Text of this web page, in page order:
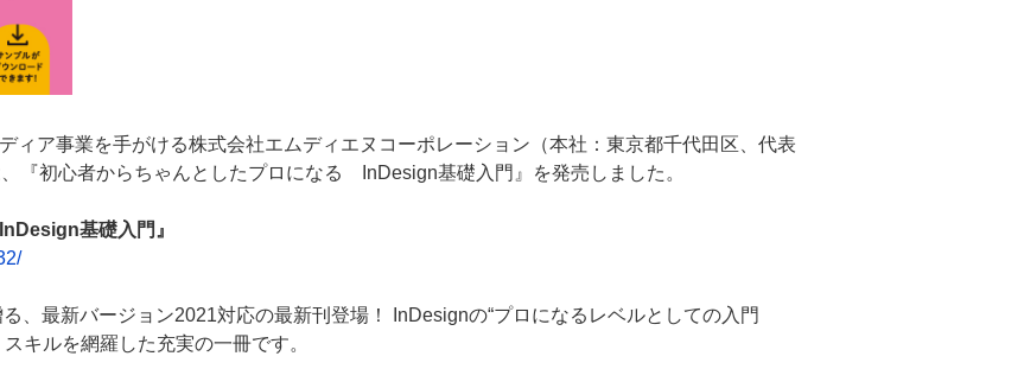
ィア事業を手がける株式会社エムディエヌコーポレーション（本社：東京都千代田区、代表
『初心者からちゃんとしたプロになる InDesign基礎入門』を発売しました。
基礎入門』
、最新バージョン2021対応の最新刊登場！ InDesignの“プロになるレベルとしての入門
キルを網羅した充実の一冊です。